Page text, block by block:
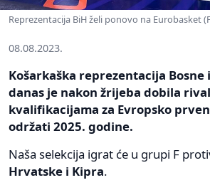
Reprezentacija BiH želi ponovo na Eurobasket
08.08.2023.
Košarkaška reprezentacija
danas je nakon žrijeba dobila
kvalifikacijama za Evropsko
održati 2025. godine.
Naša selekcija igrat će u grupi F
Hrvatske i Kipra.